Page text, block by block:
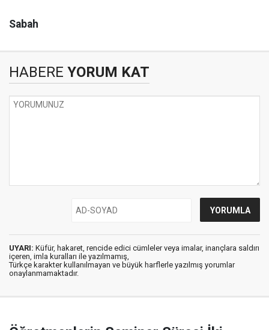
Sabah
HABERE YORUM KAT
UYARI: Küfür, hakaret, rencide edici cümleler veya imalar, inançlara saldırı
içeren, imla kuralları ile yazılmamış,
Türkçe karakter kullanılmayan ve büyük harflerle yazılmış yorumlar
onaylanmamaktadır.